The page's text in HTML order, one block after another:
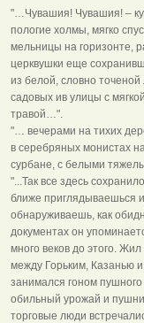
"…Чувашия! Чувашия! –
пологие холмы, мягко
мельницы на горизонте,
церквушки еще
из белой, словно
садовых ив улицы с
травой…".
"… вечерами на тихих
в серебряных монистах
сурбане, с белыми
"...Так все здесь
ближе приглядываешься
обнаруживаешь, как
документах он
много веков до этого. Жил
между Горьким, Казанью
занимался гоном
обильный урожай и
торговые люди